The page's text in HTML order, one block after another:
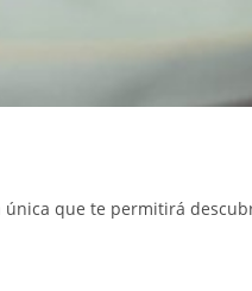
única que te permitirá